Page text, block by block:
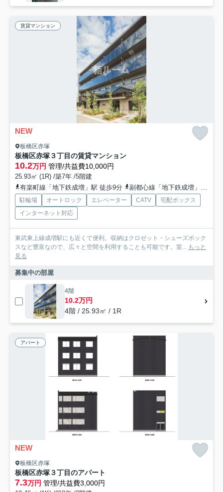
賃貸マンション
NEW
板橋区赤塚
板橋区赤塚３丁目の賃貸マンション
10.2万円 管理/共益費10,000円
25.93㎡ (1R) /築7年 /5階建
有楽町線「地下鉄成増」駅 徒歩9分
副都心線「地下鉄成増」駅 徒歩9分
駐輪場 オートロック エレベーター CATV
宅配ボックス
インターネット対応
東武東上線成増駅にも近くて便利。収納はクロゼット・シューズボック
スなど豊富なので、広々と空間を利用することも可能です。室... もっと
見る
募集中の部屋
4階
10.2万円
4階 / 25.93㎡ / 1R
アパート
NEW
板橋区赤塚
板橋区赤塚３丁目のアパート
7.3万円 管理/共益費3,000円